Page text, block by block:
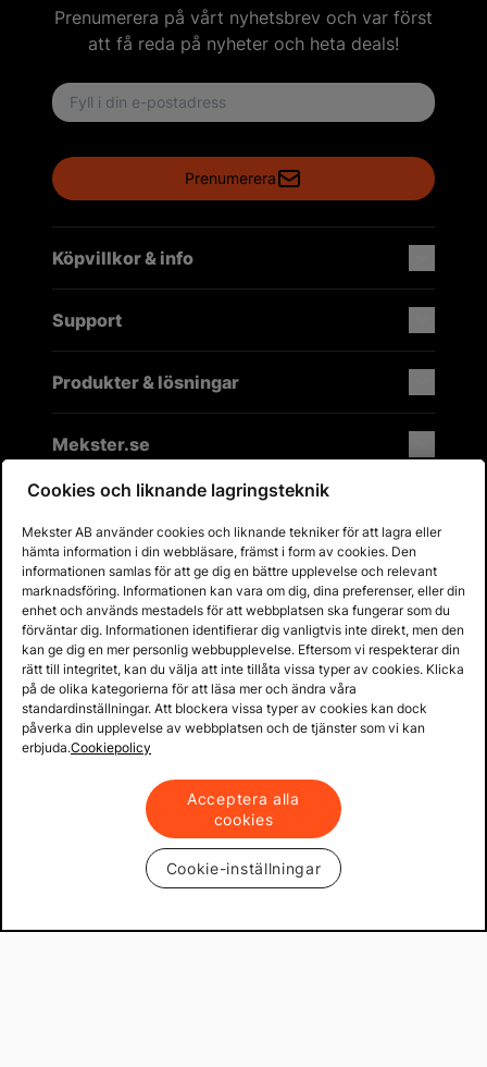
Prenumerera på vårt nyhetsbrev och var först
att få reda på nyheter och heta deals!
Email address
Prenumerera
Köpvillkor & info
Support
Produkter & lösningar
Mekster.se
Prisgaranti på reservdelar
Lager i Sverige
60 dagars öppet köp
Fria returer
Copyright © 2013 - 2026 - Mekster AB
KöpvillkorIntegritetspolicy
Cookies och liknande lagringsteknik
Mekster AB använder cookies och liknande tekniker för att lagra eller
hämta information i din webbläsare, främst i form av cookies. Den
informationen samlas för att ge dig en bättre upplevelse och relevant
marknadsföring. Informationen kan vara om dig, dina preferenser, eller din
enhet och används mestadels för att webbplatsen ska fungerar som du
förväntar dig. Informationen identifierar dig vanligtvis inte direkt, men den
kan ge dig en mer personlig webbupplevelse. Eftersom vi respekterar din
rätt till integritet, kan du välja att inte tillåta vissa typer av cookies. Klicka
på de olika kategorierna för att läsa mer och ändra våra
standardinställningar. Att blockera vissa typer av cookies kan dock
påverka din upplevelse av webbplatsen och de tjänster som vi kan
erbjuda.Cookiepolicy
Acceptera alla
cookies
Cookie-inställningar